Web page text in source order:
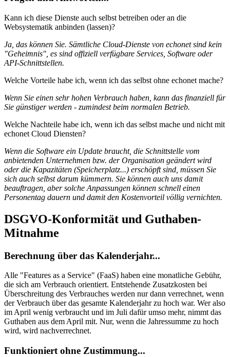
Kann ich diese Dienste auch selbst betreiben oder an die
Websystematik anbinden (lassen)?
Ja, das können Sie. Sämtliche Cloud-Dienste von echonet sind kein
"Geheimnis", es sind offiziell verfügbare Services, Software oder
API-Schnittstellen.
Welche Vorteile habe ich, wenn ich das selbst ohne echonet mache?
Wenn Sie einen sehr hohen Verbrauch haben, kann das finanziell für
Sie günstiger werden - zumindest beim normalen Betrieb.
Welche Nachteile habe ich, wenn ich das selbst mache und nicht mit
echonet Cloud Diensten?
Wenn die Software ein Update braucht, die Schnittstelle vom
anbietenden Unternehmen bzw. der Organisation geändert wird
oder die Kapazitäten (Speicherplatz...) erschöpft sind, müssen Sie
sich auch selbst darum kümmern. Sie können auch uns damit
beauftragen, aber solche Anpassungen können schnell einen
Personentag dauern und damit den Kostenvorteil völlig vernichten.
DSGVO-Konformität und Guthaben-
Mitnahme
Berechnung über das Kalenderjahr...
Alle "Features as a Service" (FaaS) haben eine monatliche Gebühr,
die sich am Verbrauch orientiert. Entstehende Zusatzkosten bei
Überschreitung des Verbrauches werden nur dann verrechnet, wenn
der Verbrauch über das gesamte Kalenderjahr zu hoch war. Wer also
im April wenig verbraucht und im Juli dafür umso mehr, nimmt das
Guthaben aus dem April mit. Nur, wenn die Jahressumme zu hoch
wird, wird nachverrechnet.
Funktioniert ohne Zustimmung...